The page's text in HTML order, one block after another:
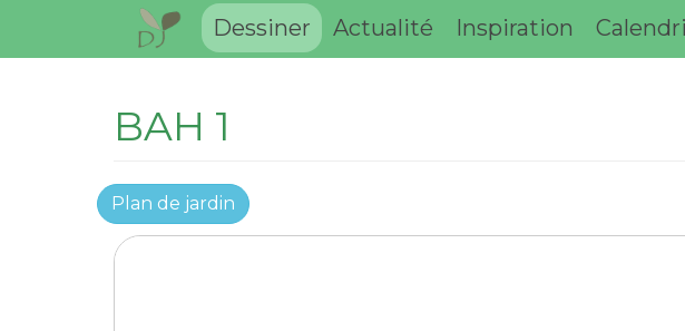
Dessiner Actualité Inspiration
BAH 1
Plan de jardin